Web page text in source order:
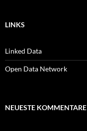
LINKS
Linked Data
Open Data Network
NEUESTE KOMMENTARE